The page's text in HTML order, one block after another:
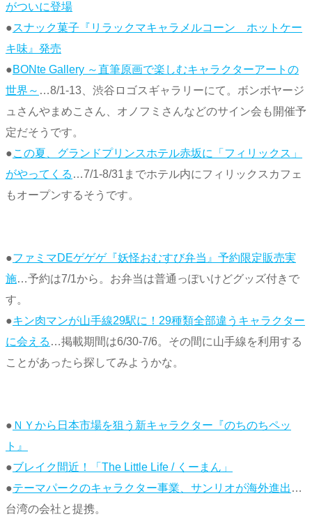
がついに登場
●スナック菓子『リラックマキャラメルコーン ホットケー
キ味』発売
●BONte Gallery ～直筆原画で楽しむキャラクターアートの
世界～ …8/1-13、渋谷ロゴスギャラリーにて。ボンボヤージ
ュさんやまめこさん、オノフミさんなどのサイン会も開催予
定だそうです。
●この夏、グランドプリンスホテル赤坂に「フィリックス」
がやってくる …7/1-8/31までホテル内にフィリックスカフェ
もオープンするそうです。
●ファミマDEゲゲゲ『妖怪おむすび弁当』予約限定販売実
施…予約は7/1から。お弁当は普通っぽいけどグッズ付きで
す。
●キン肉マンが山手線29駅に！29種類全部違うキャラクター
に会える …掲載期間は6/30-7/6。その間に山手線を利用する
ことがあったら探してみようかな。
● ＮＹから日本市場を狙う新キャラクター『のちのちペッ
ト』
●ブレイク間近！「The Little Life / くーまん」
●テーマパークのキャラクター事業、サンリオが海外進出 …
台湾の会社と提携。